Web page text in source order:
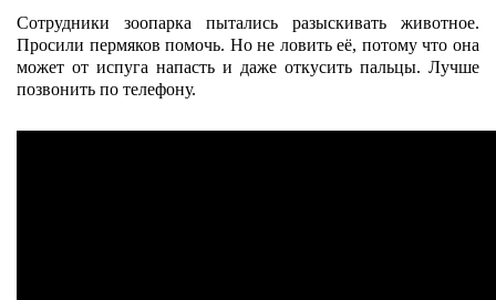
Сотрудники зоопарка пытались разыскивать животное.
Просили пермяков помочь. Но не ловить её, потому что она
может от испуга напасть и даже откусить пальцы. Лучше
позвонить по телефону.